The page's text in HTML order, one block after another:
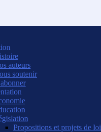
auteurs
soutenir
Propositions et projets de loi